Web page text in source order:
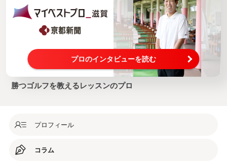
プロのインタビューを読む
勝つゴルフを教えるレッスンのプロ
プロフィール
コラム